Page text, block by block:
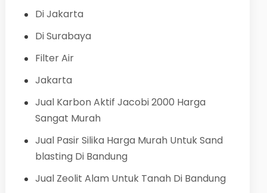
Di Jakarta
Di Surabaya
Filter Air
Jakarta
Jual Karbon Aktif Jacobi 2000 Harga
Sangat Murah
Jual Pasir Silika Harga Murah Untuk Sand
blasting Di Bandung
Jual Zeolit Alam Untuk Tanah Di Bandung